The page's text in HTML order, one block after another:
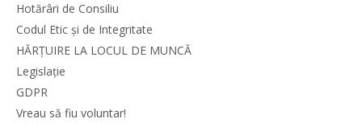
Hotărâri de Consiliu
Codul Etic și de Integritate
HĂRȚUIRE LA LOCUL DE MUNCĂ
Legislație
GDPR
Vreau să fiu voluntar!